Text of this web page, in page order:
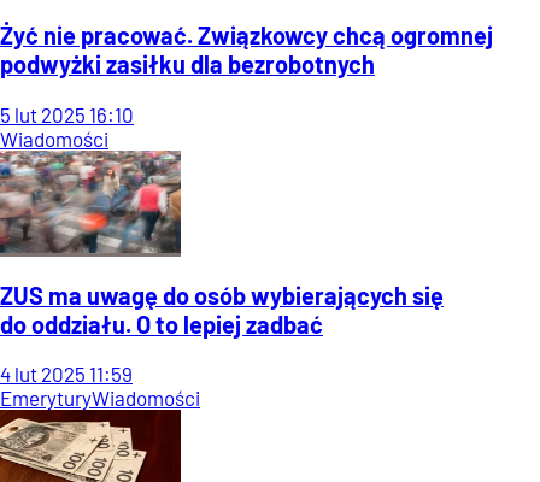
Żyć nie pracować. Związkowcy chcą ogromnej
podwyżki zasiłku dla bezrobotnych
5 lut 2025 16:10
Wiadomości
ZUS ma uwagę do osób wybierających się
do oddziału. O to lepiej zadbać
4 lut 2025 11:59
EmeryturyWiadomości